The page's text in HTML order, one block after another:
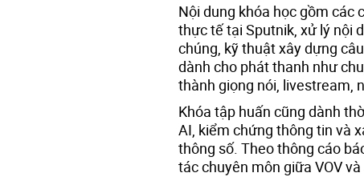
Nội dung khóa học gồm các
thực tế tại Sputnik, xử lý nội
chúng, kỹ thuật xây dựng
dành cho phát thanh như
thành giọng nói, livestream,
Khóa tập huấn cũng dành
AI, kiểm chứng thông tin và
thông số. Theo thông cáo
tác chuyên môn giữa VOV